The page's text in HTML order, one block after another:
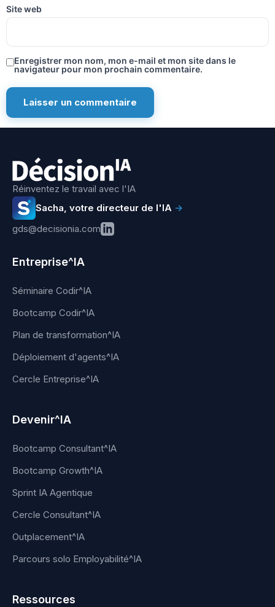
Site web
Enregistrer mon nom, mon e-mail et mon site dans le
navigateur pour mon prochain commentaire.
Réinventez le travail avec l'IA
Sacha, votre directeur de l'IA →
gds@decisionia.com
Entreprise^IA
Séminaire Codir^IA
Bootcamp Codir^IA
Plan de transformation^IA
Déploiement d'agents^IA
Cercle Entreprise^IA
Devenir^IA
Bootcamp Consultant^IA
Bootcamp Growth^IA
Sprint IA Agentique
Cercle Consultant^IA
Outplacement^IA
Parcours solo Employabilité^IA
Ressources